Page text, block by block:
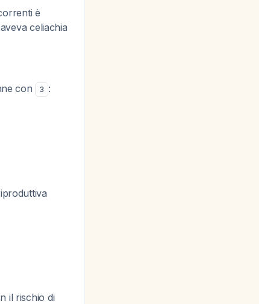
è
celiachia
con 3 :
il rischio di